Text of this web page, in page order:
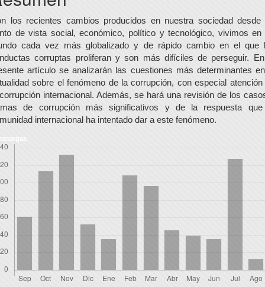
los recientes cambios producidos en nuestra sociedad desde
de vista social, económico, político y tecnológico, vivimos en
cada vez más globalizado y de rápido cambio en el que
corruptas proliferan y son más difíciles de perseguir.
artículo se analizarán las cuestiones más determinantes
sobre el fenómeno de la corrupción, con especial atención
internacional. Además, se hará una revisión de los
de corrupción más significativos y de la respuesta
internacional ha intentado dar a este fenómeno.